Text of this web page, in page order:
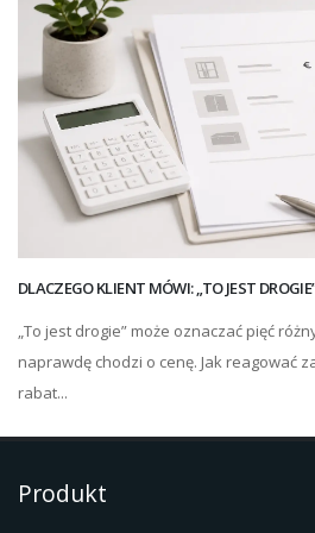
DLACZEGO KLIENT MÓWI: „TO JEST
„To jest drogie” może oznaczać pięć
naprawdę chodzi o cenę. Jak reagować
rabat...
Produkt